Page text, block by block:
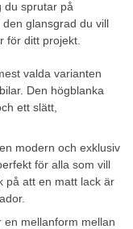
du sprutar på
glansgrad du vill
för ditt projekt.
valda varianten
Den högblanka
ett slätt,
modern och exklusiv
för alla som vill
på att en matt lack är
en mellanform mellan